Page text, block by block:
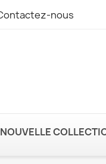
nous
NOUVELLE